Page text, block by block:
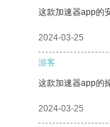
这款加速器app的
2024-03-25
游客
这款加速器app的
2024-03-25